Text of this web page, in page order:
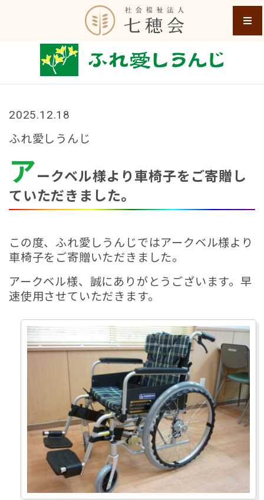
2025.12.18
ふれ愛しうんじ
アークベル様より車椅子をご寄贈し
ていただきました。
この度、ふれ愛しうんじではアークベル様より
車椅子をご寄贈いただきました。
アークベル様、誠にありがとうございます。早
速使用させていただきます。